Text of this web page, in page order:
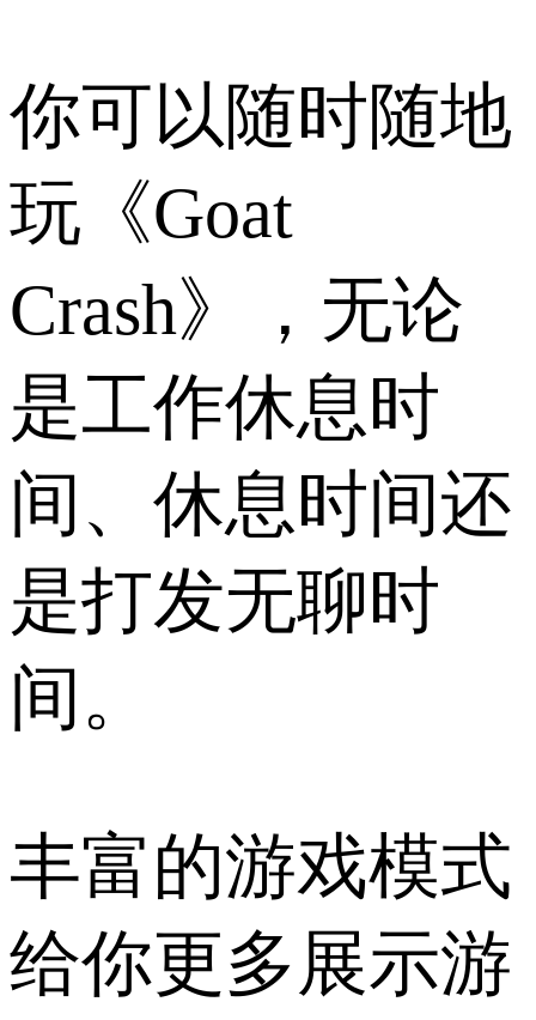
你可以随时随地
玩《Goat
Crash》，无论
是工作休息时
间、休息时间还
是打发无聊时
间。
丰富的游戏模式
给你更多展示游